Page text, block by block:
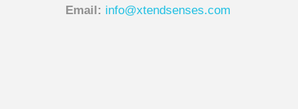
Email: info@xtendsenses.com